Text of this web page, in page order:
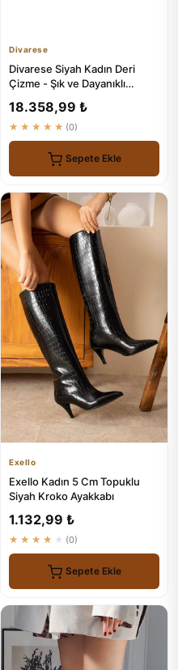
Divarese
Divarese Siyah Kadın Deri
Çizme - Şık ve Dayanıklı
18.358,99 ₺
★★★★★ (0)
Sepete Ekle
Exello
Exello Kadın 5 Cm Topuklu
Siyah Kroko Ayakkabı
1.132,99 ₺
★★★★★ (0)
Sepete Ekle